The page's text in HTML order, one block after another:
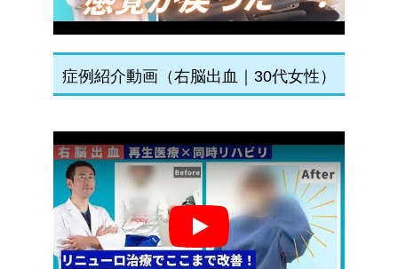
症例紹介動画（右脳出血｜30代女性）
Play